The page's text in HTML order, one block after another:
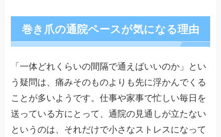
巻き爪の通院ペースが気になる理由
「一体どれくらいの間隔で通えばいいのか」とい
う疑問は、痛みそのものよりも先に浮かんでくる
ことが多いようです。仕事や家事で忙しい毎日を
送っている方にとって、通院の見通しが立たない
というのは、それだけで小さなストレスになって